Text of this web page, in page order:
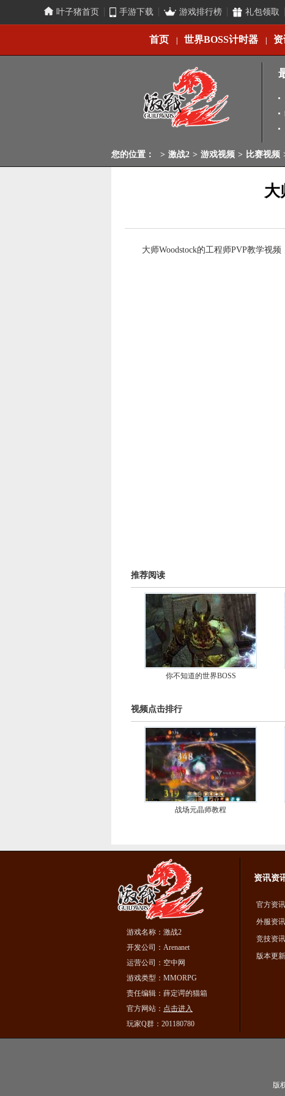
叶子猪首页 手游下载 游戏排行榜 礼包领取
首页 世界BOSS计时器
您的位置： > 激战2 > 游戏视频 > 比赛视频
大
大师Woodstock的工程师PVP教学视频
推荐阅读
你不知道的世界BOSS
视频点击排行
战场元晶师教程
游戏名称：激战2
开发公司：Arenanet
运营公司：空中网
游戏类型：MMORPG
责任编辑：薛定谔的猫箱
官方网站： 点击进入
玩家Q群：201180780
资讯资
官方资讯
外服资讯
竞技资讯
版本更新
版